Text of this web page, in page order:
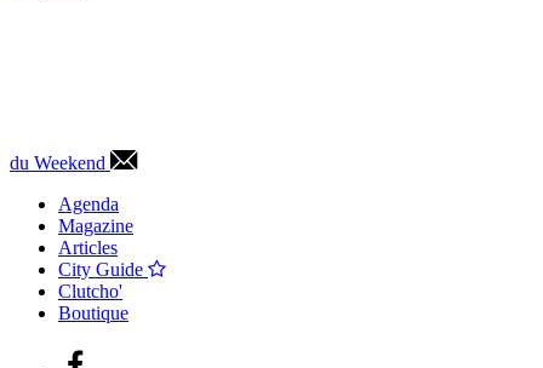
du Weekend
Agenda
Magazine
Articles
City Guide
Clutcho'
Boutique